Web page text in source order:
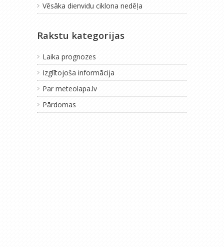
Vēsāka dienvidu ciklona nedēļa
Rakstu kategorijas
Laika prognozes
Izglītojoša informācija
Par meteolapa.lv
Pārdomas